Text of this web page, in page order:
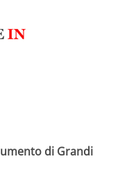
di Grandi